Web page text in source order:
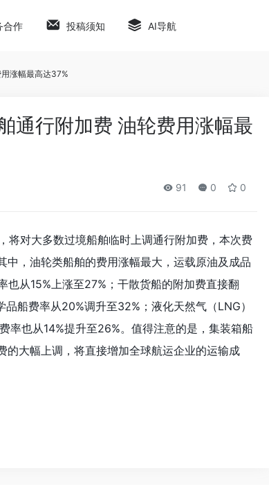
合作 投稿须知 AI导航
涨幅最高达37%
通行附加费 油轮费用涨幅最
91 0 0
对大多数过境船舶临时上调通行附加费，本次费
，油轮类船舶的费用涨幅最大，运载原油及成品
从15%上涨至27%；干散货船的附加费直接翻
船费率从20%调升至32%；液化天然气（LNG）
率也从14%提升至26%。值得注意的是，集装箱船
的大幅上调，将直接增加全球航运企业的运输成